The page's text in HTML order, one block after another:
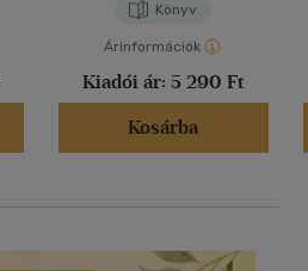
Könyv
Árinformációk
Kiadói ár: 5 290 Ft
Kosárba